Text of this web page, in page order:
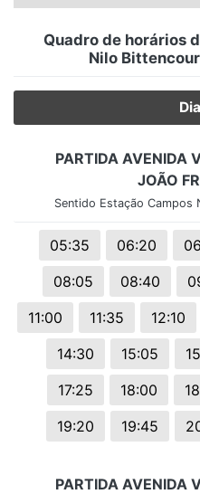
Quadro de horários
Nilo
PARTIDA AVENIDA
JOÃO
Sentido Estação Campos
05:35 06:20
08:05
08:40
11:00
11:35 12:10
14:30
15:05
17:25
18:00
19:20
19:45
PARTIDA AVENIDA